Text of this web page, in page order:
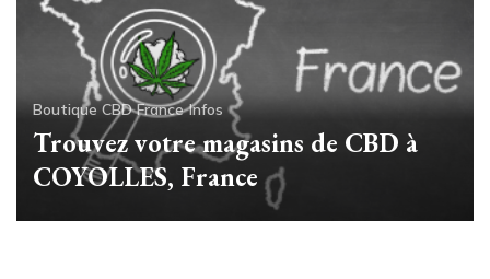
Boutique CBD France Infos
Trouvez votre magasins de CBD à
COYOLLES, France